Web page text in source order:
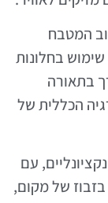
המטבח
בחלונות
בתאורה
הכללית של
עם
של מקום,